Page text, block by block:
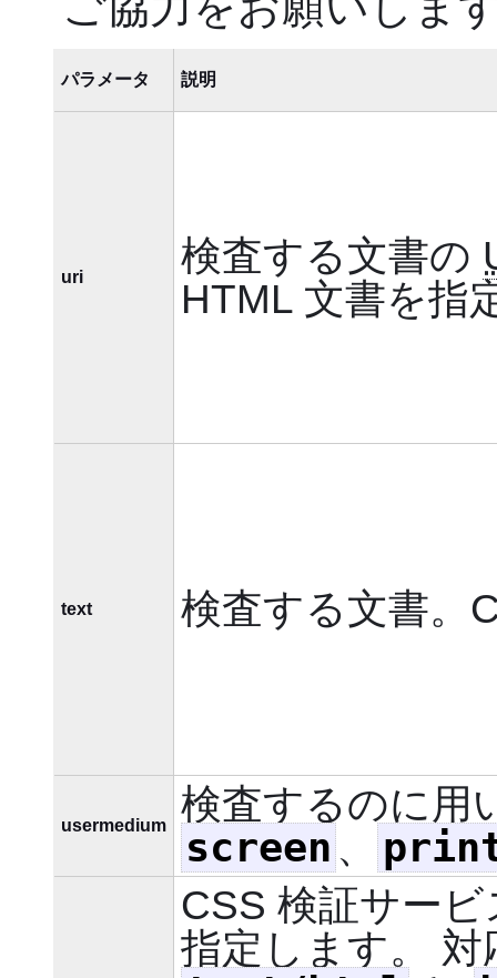
パラメータ 説明
uri 検査する文書の
HTML 文書を指
text 検査する文書。
usermedium 検査するのに用
screen 、
CSS 検証サー
指定します。